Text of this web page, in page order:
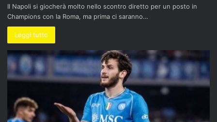
Il Napoli si giocherà molto nello scontro diretto per un posto in
Champions con la Roma, ma prima ci saranno…
Leggi tutto